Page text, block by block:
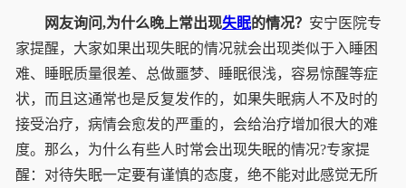
网友询问,为什么晚上常出现失眠的情况？ 安宁医院专
家提醒，大家如果出现失眠的情况就会出现类似于入睡困
难、睡眠质量很差、总做噩梦、睡眠很浅，容易惊醒等症
状，而且这通常也是反复发作的，如果失眠病人不及时的
接受治疗，病情会愈发的严重的，会给治疗增加很大的难
度。那么，为什么有些人时常会出现失眠的情况?专家提
醒：对待失眠一定要有谨慎的态度，绝不能对此感觉无所